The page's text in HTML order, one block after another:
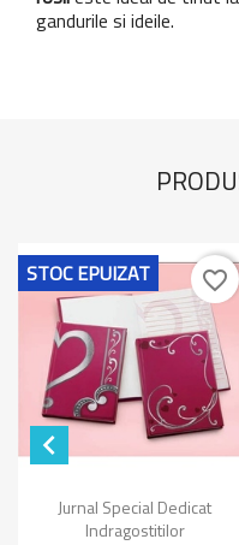
gandurile si ideile.

Jurnal Special Dedicat
Indragostitilor
STOC EPUIZAT favorite_border